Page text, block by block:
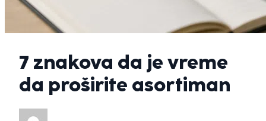
7 znakova da je vreme
da proširite asortiman